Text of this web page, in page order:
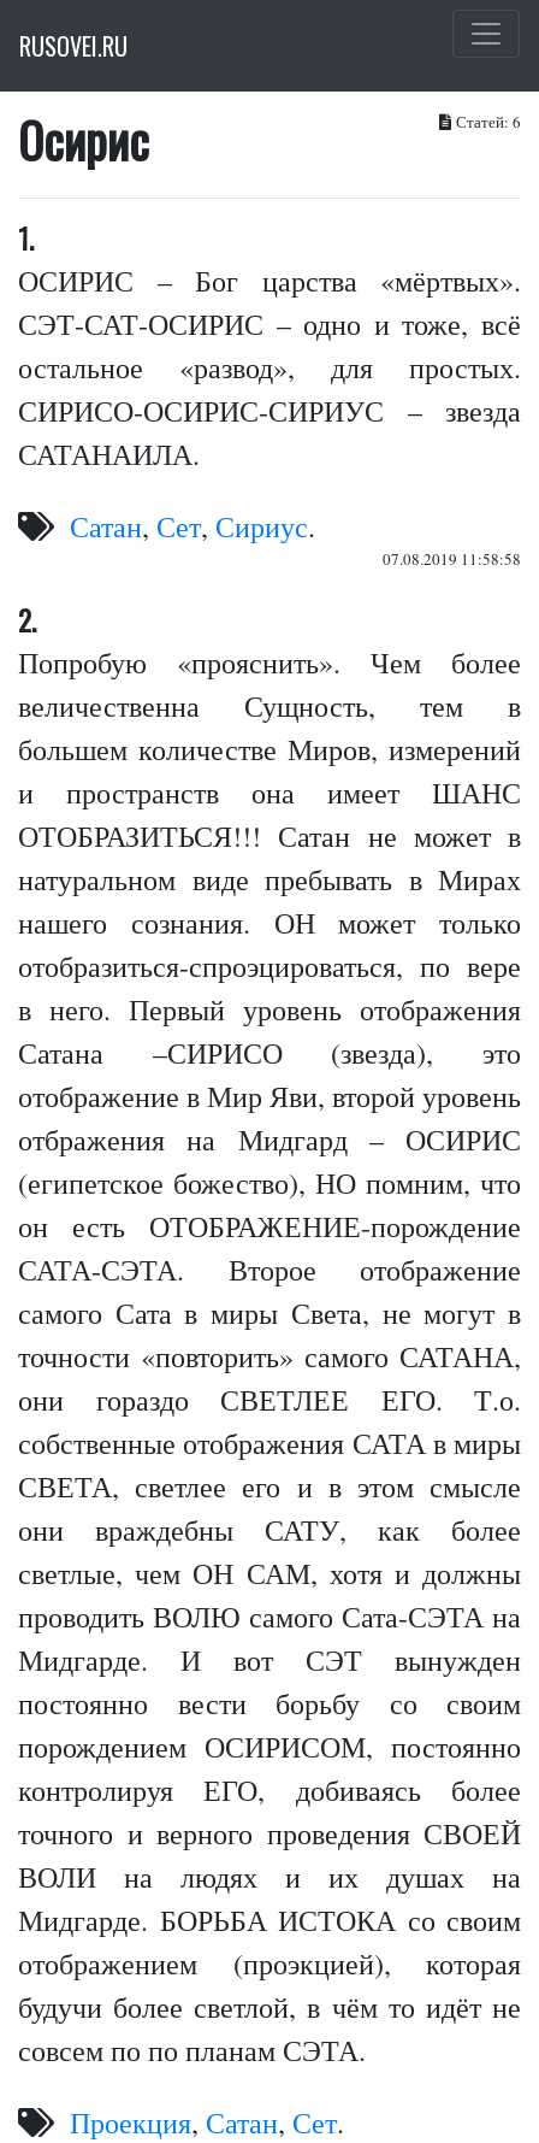
RUSOVEI.RU
Осирис Статей: 6
1.
ОСИРИС – Бог царства «мёртвых».
СЭТ-САТ-ОСИРИС – одно и тоже, всё
остальное «развод», для простых.
СИРИСО-ОСИРИС-СИРИУС – звезда
САТАНАИЛА.
Сатан, Сет, Сириус.
07.08.2019 11:58:58
2.
Попробую «прояснить». Чем более
величественна Сущность, тем в
большем количестве Миров, измерений
и пространств она имеет ШАНС
ОТОБРАЗИТЬСЯ!!! Сатан не может в
натуральном виде пребывать в Мирах
нашего сознания. ОН может только
отобразиться-спроэцироваться, по вере
в него. Первый уровень отображения
Сатана –СИРИСО (звезда), это
отображение в Мир Яви, второй уровень
отбражения на Мидгард – ОСИРИС
(египетское божество), НО помним, что
он есть ОТОБРАЖЕНИЕ-порождение
САТА-СЭТА. Второе отображение
самого Сата в миры Света, не могут в
точности «повторить» самого САТАНА,
они гораздо СВЕТЛЕЕ ЕГО. Т.о.
собственные отображения САТА в миры
СВЕТА, светлее его и в этом смысле
они враждебны САТУ, как более
светлые, чем ОН САМ, хотя и должны
проводить ВОЛЮ самого Сата-СЭТА на
Мидгарде. И вот СЭТ вынужден
постоянно вести борьбу со своим
порождением ОСИРИСОМ, постоянно
контролируя ЕГО, добиваясь более
точного и верного проведения СВОЕЙ
ВОЛИ на людях и их душах на
Мидгарде. БОРЬБА ИСТОКА со своим
отображением (проэкцией), которая
будучи более светлой, в чём то идёт не
совсем по по планам СЭТА.
Проекция, Сатан, Сет.